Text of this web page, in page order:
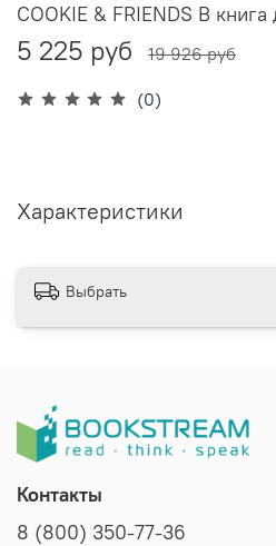
(0)
COOKIE & FRIENDS B
5 225 руб 19 926 руб
Характеристики
Выбрать
Контакты
8 (800) 350-77-36